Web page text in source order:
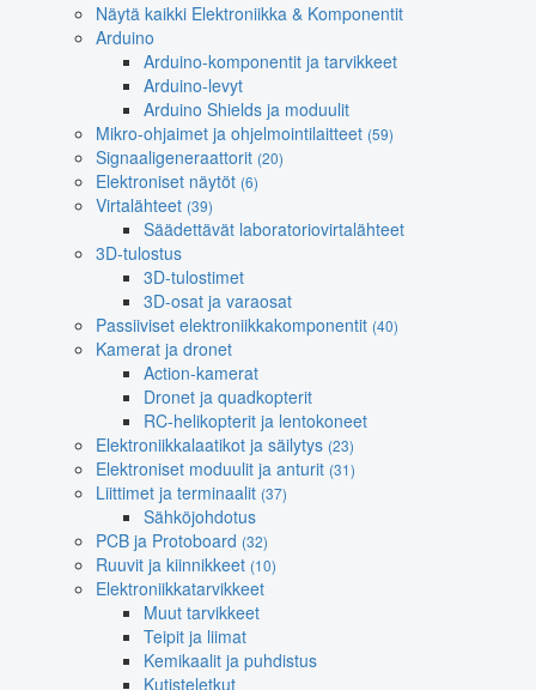
Näytä kaikki Elektroniikka & Komponentit
Arduino
Arduino-komponentit ja tarvikkeet
Arduino-levyt
Arduino Shields ja moduulit
Mikro-ohjaimet ja ohjelmointilaitteet (59)
Signaaligeneraattorit (20)
Elektroniset näytöt (6)
Virtalähteet (39)
Säädettävät laboratoriovirtalähteet
3D-tulostus
3D-tulostimet
3D-osat ja varaosat
Passiiviset elektroniikkakomponentit (40)
Kamerat ja dronet
Action-kamerat
Dronet ja quadkopterit
RC-helikopterit ja lentokoneet
Elektroniikkalaatikot ja säilytys (23)
Elektroniset moduulit ja anturit (31)
Liittimet ja terminaalit (37)
Sähköjohdotus
PCB ja Protoboard (32)
Ruuvit ja kiinnikkeet (10)
Elektroniikkatarvikkeet
Muut tarvikkeet
Teipit ja liimat
Kemikaalit ja puhdistus
Kutisteletkut